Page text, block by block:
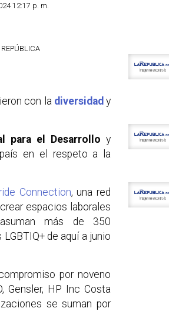
12:17 p. m.
con la diversidad y
para el Desarrollo y
en el respeto a la
Connection, una red
espacios laborales
más de 350
de aquí a junio
por noveno
Gensler, HP Inc Costa
se suman por